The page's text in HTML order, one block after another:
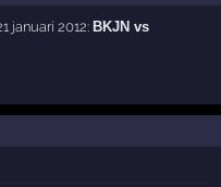
januari 2012: BKJN vs